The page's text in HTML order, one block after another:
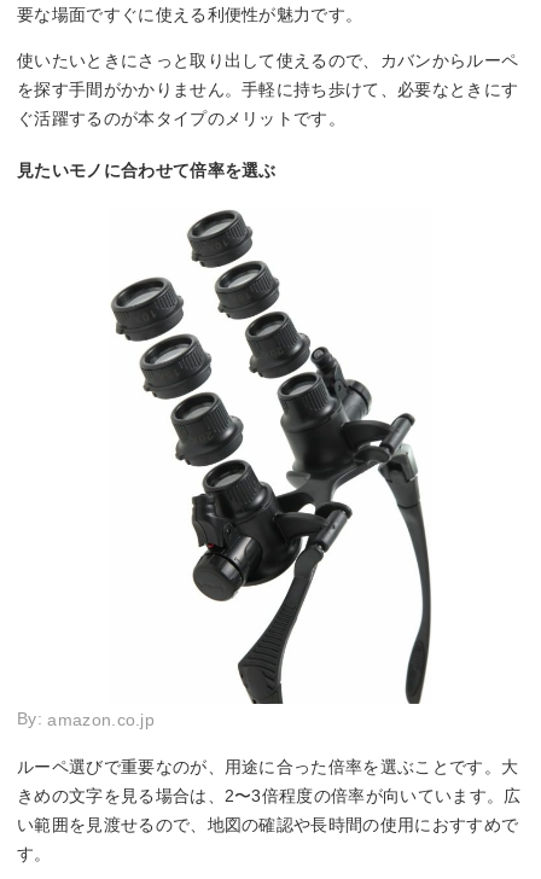
要な場面ですぐに使える利便性が魅力です。
使いたいときにさっと取り出して使えるので、カバンからルーペ
を探す手間がかかりません。手軽に持ち歩けて、必要なときにす
ぐ活躍するのが本タイプのメリットです。
見たいモノに合わせて倍率を選ぶ
By:amazon.co.jp
ルーペ選びで重要なのが、用途に合った倍率を選ぶことです。大
きめの文字を見る場合は、2〜3倍程度の倍率が向いています。広
い範囲を見渡せるので、地図の確認や長時間の使用におすすめで
す。